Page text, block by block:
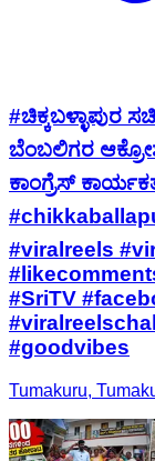
#ಚಿಕ್ಕಬಳ್ಳಾಪುರ
ಬೆಂಬಲಿಗರ
ಕಾಂಗ್ರೆಸ್
#viralreels
#SriTV
#goodvibes
Tumakuru,